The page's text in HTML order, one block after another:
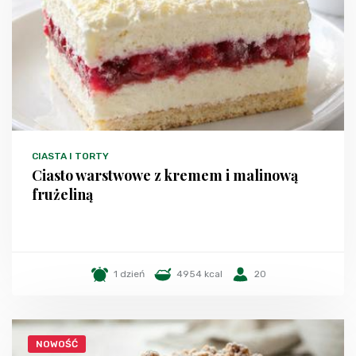
CIASTA I TORTY
Ciasto warstwowe z kremem i malinową
frużeliną
1 dzień 4954 kcal 20
NOWOŚĆ